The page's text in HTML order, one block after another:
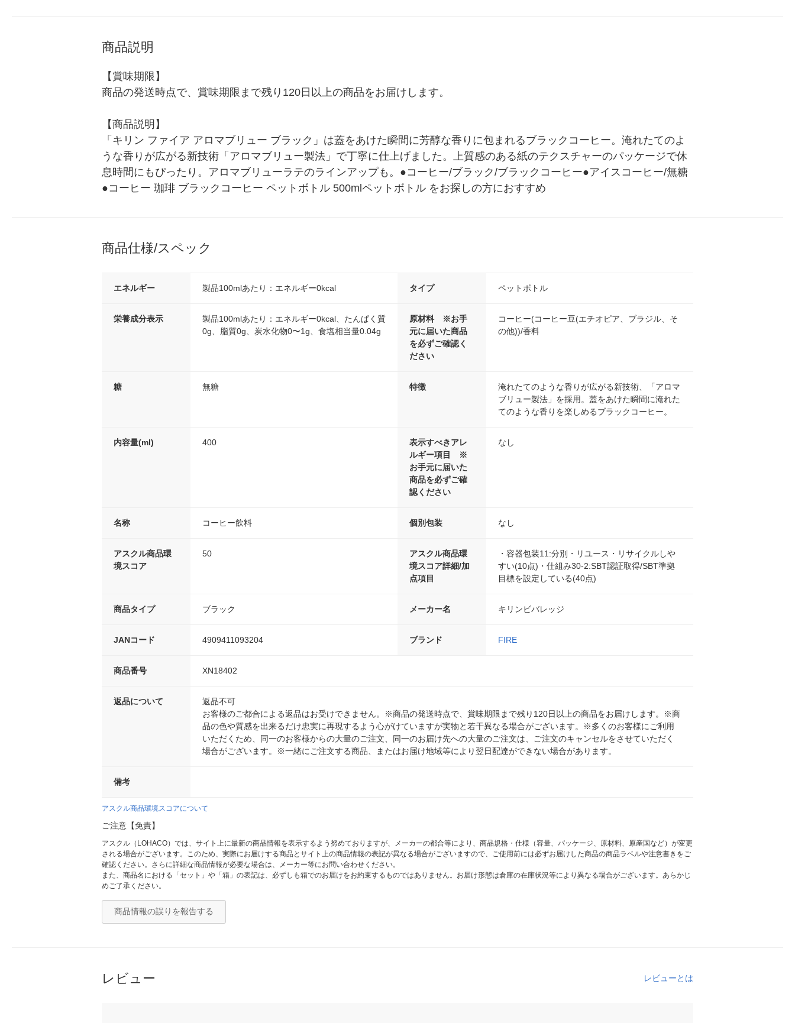
商品説明
【賞味期限】
商品の発送時点で、賞味期限まで残り120日以上の商品をお届けします。
【商品説明】
「キリン ファイア アロマブリュー ブラック」は蓋をあけた瞬間に芳醇な香りに包まれるブラックコーヒー。淹れたてのよ
うな香りが広がる新技術「アロマブリュー製法」で丁寧に仕上げました。上質感のある紙のテクスチャーのパッケージで休
息時間にもぴったり。アロマブリューラテのラインアップも。●コーヒー/ブラック/ブラックコーヒー●アイスコーヒー/無糖
●コーヒー 珈琲 ブラックコーヒー ペットボトル 500mlペットボトル をお探しの方におすすめ
商品仕様/スペック
エネルギー 製品100mlあたり：エネルギー0kcal タイプ ペットボトル
栄養成分表示
製品100mlあたり：エネルギー0kcal、たんぱく質
0g、脂質0g、炭水化物0〜1g、食塩相当量0.04g
原材料 ※お手
元に届いた商品
を必ずご確認く
ださい
コーヒー(コーヒー豆(エチオピア、ブラジル、そ
の他))/香料
糖 無糖 特徴
淹れたてのような香りが広がる新技術、「アロマ
ブリュー製法」を採用。蓋をあけた瞬間に淹れた
てのような香りを楽しめるブラックコーヒー。
内容量(ml) 400
表示すべきアレ
ルギー項目 ※
お手元に届いた
商品を必ずご確
認ください
なし
名称 コーヒー飲料 個別包装 なし
アスクル商品環
境スコア
50
アスクル商品環
境スコア詳細/加
点項目
・容器包装11:分別・リユース・リサイクルしや
すい(10点)・仕組み30-2:SBT認証取得/SBT準拠
目標を設定している(40点)
商品タイプ ブラック メーカー名 キリンビバレッジ
JANコード 4909411093204 ブランド FIRE
商品番号 XN18402
返品について
返品不可
お客様のご都合による返品はお受けできません。※商品の発送時点で、賞味期限まで残り120日以上の商品をお届けします。※商
品の色や質感を出来るだけ忠実に再現するよう心がけていますが実物と若干異なる場合がございます。※多くのお客様にご利用
いただくため、同一のお客様からの大量のご注文、同一のお届け先への大量のご注文は、ご注文のキャンセルをさせていただく
場合がございます。※一緒にご注文する商品、またはお届け地域等により翌日配達ができない場合があります。
備考
アスクル商品環境スコアについて
ご注意【免責】
アスクル（LOHACO）では、サイト上に最新の商品情報を表示するよう努めておりますが、メーカーの都合等により、商品規格・仕様（容量、パッケージ、原材料、原産国など）が変更
される場合がございます。このため、実際にお届けする商品とサイト上の商品情報の表記が異なる場合がございますので、ご使用前には必ずお届けした商品の商品ラベルや注意書きをご
確認ください。さらに詳細な商品情報が必要な場合は、メーカー等にお問い合わせください。
また、商品名における「セット」や「箱」の表記は、必ずしも箱でのお届けをお約束するものではありません。お届け形態は倉庫の在庫状況等により異なる場合がございます。あらかじ
めご了承ください。
商品情報の誤りを報告する
レビュー レビューとは